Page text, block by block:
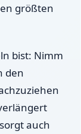
größten
bist: Nimm
den
auch